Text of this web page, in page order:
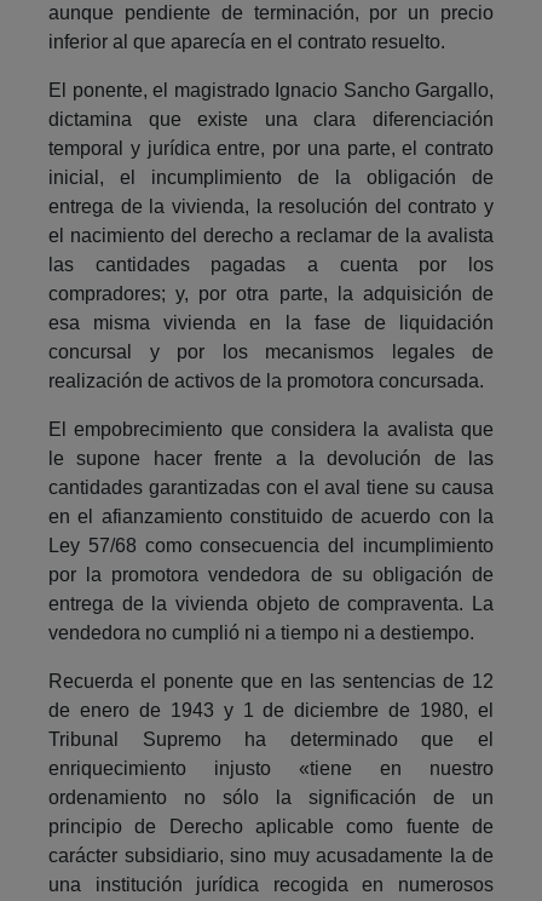
aunque pendiente de terminación, por un precio
inferior al que aparecía en el contrato resuelto.
El ponente, el magistrado Ignacio Sancho Gargallo,
dictamina que existe una clara diferenciación
temporal y jurídica entre, por una parte, el contrato
inicial, el incumplimiento de la obligación de
entrega de la vivienda, la resolución del contrato y
el nacimiento del derecho a reclamar de la avalista
las cantidades pagadas a cuenta por los
compradores; y, por otra parte, la adquisición de
esa misma vivienda en la fase de liquidación
concursal y por los mecanismos legales de
realización de activos de la promotora concursada.
El empobrecimiento que considera la avalista que
le supone hacer frente a la devolución de las
cantidades garantizadas con el aval tiene su causa
en el afianzamiento constituido de acuerdo con la
Ley 57/68 como consecuencia del incumplimiento
por la promotora vendedora de su obligación de
entrega de la vivienda objeto de compraventa. La
vendedora no cumplió ni a tiempo ni a destiempo.
Recuerda el ponente que en las sentencias de 12
de enero de 1943 y 1 de diciembre de 1980, el
Tribunal Supremo ha determinado que el
enriquecimiento injusto «tiene en nuestro
ordenamiento no sólo la significación de un
principio de Derecho aplicable como fuente de
carácter subsidiario, sino muy acusadamente la de
una institución jurídica recogida en numerosos